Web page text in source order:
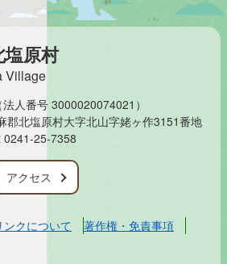
塩原村
Village
人番号 3000020074021）
北塩原村大字北山字姥ヶ作3151番地
0241-25-7358
アクセス
ンクについて
著作権・免責事項